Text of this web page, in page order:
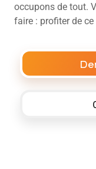
occupons de tout.
faire : profiter de